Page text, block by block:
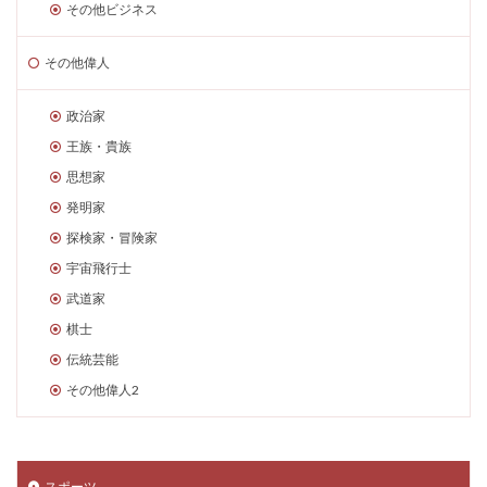
その他ビジネス
その他偉人
政治家
王族・貴族
思想家
発明家
探検家・冒険家
宇宙飛行士
武道家
棋士
伝統芸能
その他偉人2